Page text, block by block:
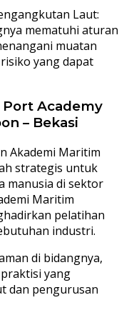
Laut:
mematuhi aturan
muatan
yang dapat
Port Academy
– Bekasi
Akademi Maritim
strategis untuk
manusia di sektor
Maritim
pelatihan
industri.
di bidangnya,
yang
dan pengurusan